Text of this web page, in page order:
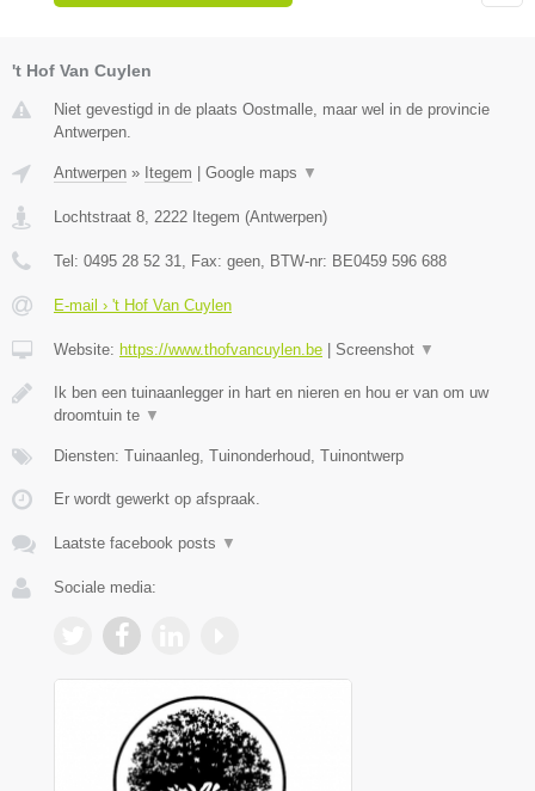
't Hof Van Cuylen
Niet gevestigd in de plaats Oostmalle, maar wel in de provincie
Antwerpen.
Antwerpen » Itegem | Google maps ▼
Lochtstraat 8 2222 Itegem (Antwerpen)
Tel: 0495 28 52 31 , Fax: geen , BTW-nr: BE0459 596 688
E-mail › 't Hof Van Cuylen
Website: https://www.thofvancuylen.be | Screenshot ▼
Ik ben een tuinaanlegger in hart en nieren en hou er van om uw
droomtuin te ▼
Diensten: Tuinaanleg, Tuinonderhoud, Tuinontwerp
Er wordt gewerkt op afspraak.
Laatste facebook posts ▼
Sociale media: